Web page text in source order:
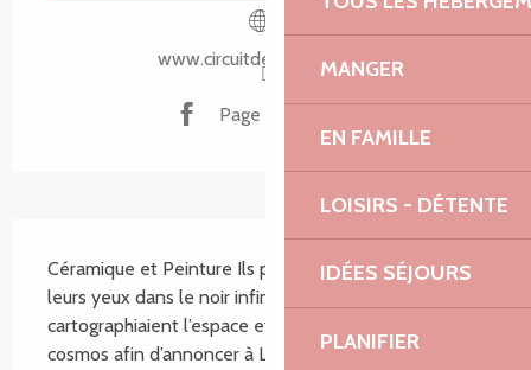
MANGER
EN FAMILLE
LOISIRS - DÉTENTE
IDÉES SÉJOURS
PLANIFIER
www.circuitdeschapelles.fr
Page Facebook
Céramique et Peinture Ils plongeaient il y a mille ans
leurs yeux dans le noir infini de la nuit. Ils
cartographiaient l’espace et les étoiles, sondaient le
cosmos afin d’annoncer à L’Empeur les augures et les